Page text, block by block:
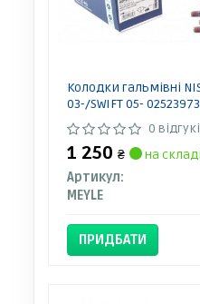
Колодки гальмівні
03-/SWIFT 05-
0
1 250 ₴
на складі
Артикул:
MEYLE
ПРИДБАТИ